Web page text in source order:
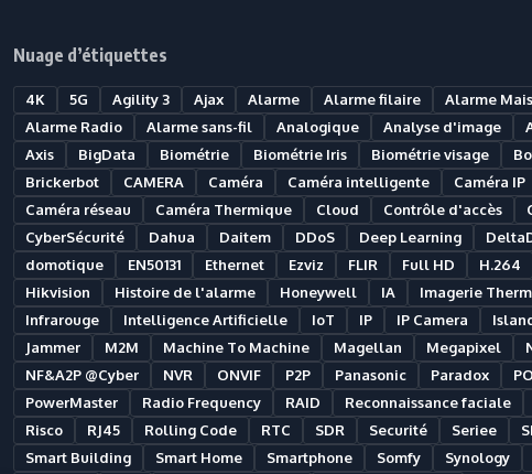
Nuage d’étiquettes
4K 5G Agility 3 Ajax Alarme Alarme filaire
Alarme
Alarme Radio
Alarme sans-fil Analogique Analyse d'image
Axis
BigData Biométrie Biométrie Iris Biométrie visage
Brickerbot
CAMERA Caméra Caméra intelligente Caméra IP
Caméra réseau
Caméra Thermique Cloud Contrôle d'accès
CyberSécurité
Dahua Daitem DDoS Deep Learning
domotique
EN50131 Ethernet Ezviz FLIR Full HD H.264
Hikvision
Histoire de l'alarme Honeywell IA Imagerie
Infrarouge
Intelligence Artificielle IoT IP IP Camera
Jammer
M2M Machine To Machine Magellan Megapixel
NF&A2P @Cyber
NVR ONVIF P2P Panasonic Paradox
PowerMaster
Radio Frequency RAID Reconnaissance faciale
Risco
RJ45 Rolling Code RTC SDR Securité Seriee
Smart Building
Smart Home Smartphone Somfy Synology